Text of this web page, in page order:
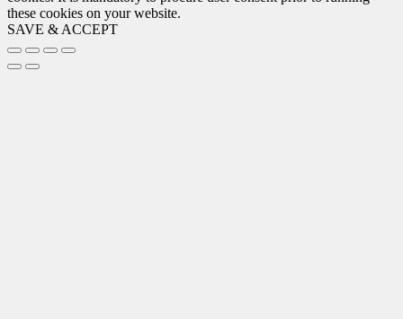
these cookies on your website.
SAVE & ACCEPT